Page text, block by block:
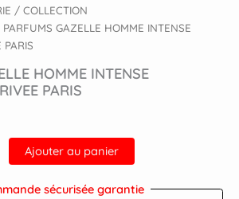
/ COLLECTION
GAZELLE HOMME INTENSE
PARIS
HOMME INTENSE
PARIS
Ajouter au panier
sécurisée garantie